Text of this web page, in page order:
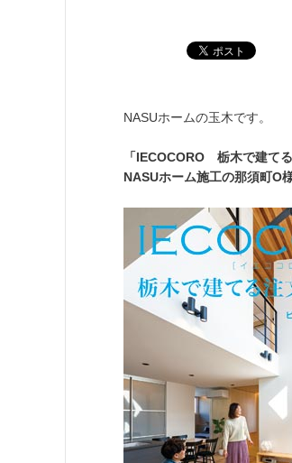
NASUホームの玉木です。
「IECOCORO 栃木で建てる
NASUホーム施工の那須町O